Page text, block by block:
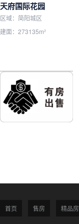
天府国际花园
区域：简阳城区
建面：273135m²
首页 售房 精品房